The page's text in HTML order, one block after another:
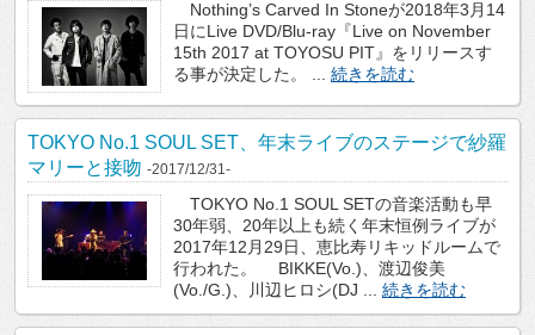
Nothing’s Carved In Stoneが2018年3月14
日にLive DVD/Blu-ray『Live on November
15th 2017 at TOYOSU PIT』をリリースす
る事が決定した。 ... 続きを読む
TOKYO No.1 SOUL SET、年末ライブのステージで紗羅
マリーと接吻 -2017/12/31-
TOKYO No.1 SOUL SETの音楽活動も早
30年弱、20年以上も続く年末恒例ライブが
2017年12月29日、恵比寿リキッドルームで
行われた。 BIKKE(Vo.)、渡辺俊美
(Vo./G.)、川辺ヒロシ(DJ ... 続きを読む